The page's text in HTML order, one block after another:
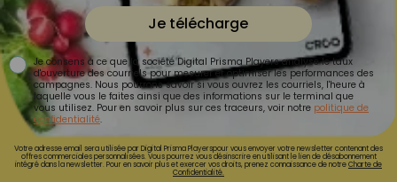
Je télécharge
Je consens à ce que la société Digital Prisma Players analyse le taux
d'ouverture des courriels pour mesurer et optimiser les performances des
campagnes. Nous pourrons savoir si vous ouvrez les courriels, l'heure à
laquelle vous le faites ainsi que des informations sur le terminal que
vous utilisez. Pour en savoir plus sur ces traceurs, voir notre politique de
confidentialité.
Votre adresse email sera utilisée par Digital Prisma Playerspour vous envoyer votre newsletter contenant des
offres commerciales personnalisées. Vous pourrez vous désinscrire en utilisant le lien de désabonnement
intégré dans la newsletter. Pour en savoir plus et exercer vos droits, prenez connaissance de notreCharte de
Confidentialité.